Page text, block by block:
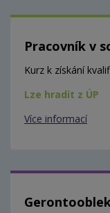
Pracovník v
Kurz k získání
Lze hradit z ÚP
Více informací